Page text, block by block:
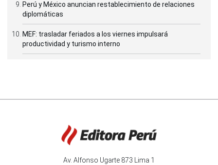
Perú y México anuncian restablecimiento de relaciones
diplomáticas
MEF: trasladar feriados a los viernes impulsará
productividad y turismo interno
Av. Alfonso Ugarte 873 Lima 1